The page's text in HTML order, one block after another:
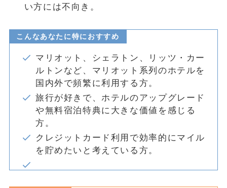
い方には不向き。
こんなあなたに特におすすめ
マリオット、シェラトン、リッツ・カー
ルトンなど、マリオット系列のホテルを
国内外で頻繁に利用する方。
旅行が好きで、ホテルのアップグレード
や無料宿泊特典に大きな価値を感じる
方。
クレジットカード利用で効率的にマイル
を貯めたいと考えている方。